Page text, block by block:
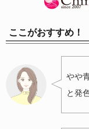
ここがおすすめ！
やや
と発